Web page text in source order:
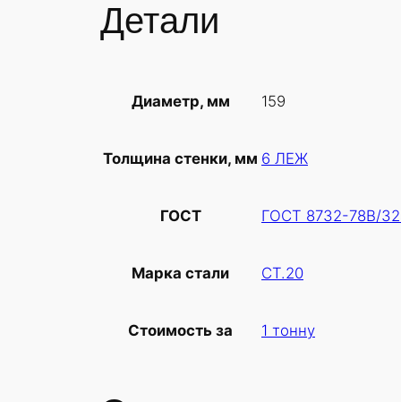
Детали
Диаметр, мм 159
Толщина стенки, мм 6 ЛЕЖ
ГОСТ ГОСТ 8732-78В/
Марка стали СТ.20
Стоимость за 1 тонну